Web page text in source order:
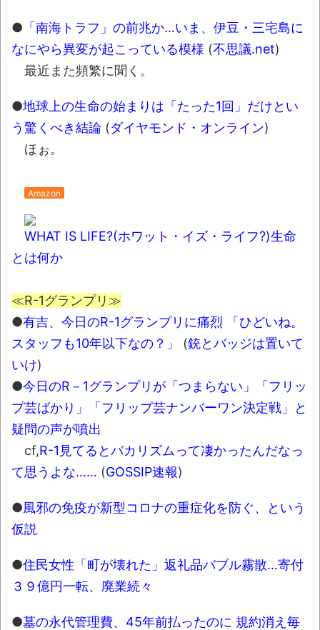
社」に社名変更とかNEW!
「これで11万取られたの!?」あるX民が玄関
ドアノブの修理を頼んだら…とんでもない事に
【07日の新刊】「魔女と傭兵 9」「転生
したら第七王子だったので、気ままに魔術を極
めます 24」「ポンコツ魔王の田舎暮らし 6」
「題名のない音楽会」ゲーム音楽批判から
36年 ～因果な逆転劇～
50歳になりました
ロープと滑車と犬マスクでエクストリーム
変身。
お前らの身体の悩み教えてくれ
ュアなどが当たる記念くじが登場です
みんななんだかんだ言ってお金持ってんじ
ゃん
「アメリカのヤンキーがアジア人にケンカ
を売った結果ｗｗｗ」 ほか
【読書感想】山野辺太郎『いつか深い穴に
落ちるまで』
す(若干ネタバレあり) 26/07/25
マケイン9巻＆アニメ公式ガイド感想
独学で挑んだ2026年二級建築士学科試験結
● 「南海トラフ」の前兆か…いま、伊豆・三宅島に
なにやら異変が起こっている模様 (不思議.net)
最近また頻繁に聞く。
●地球上の生命の始まりは「たった1回」だけとい
う驚くべき結論 (ダイヤモンド・オンライン)
ほぉ。
Amazon
WHAT IS LIFE?(ホワット・イズ・ライフ?)生命
とは何か
≪R-1グランプリ≫
●有吉、今日のR-1グランプリに痛烈 「ひどいね。
スタッフも10年以下なの？」
(銃とバッジは置いて
いけ)
●今日のR－1グランプリが「つまらない」「フリッ
プ芸ばかり」「フリップ芸ナンバーワン決定戦」と
疑問の声が噴出
cf,R-1見てるとバカリズムって凄かったんだなっ
て思うよな…… (GOSSIP速報)
●風邪の免疫が新型コロナの重症化を防ぐ、という
仮説
●住民女性「町が壊れた」返礼品バブル霧散…寄付
３９億円一転、廃業続々
●墓の永代管理費、45年前払ったのに 規約消え毎